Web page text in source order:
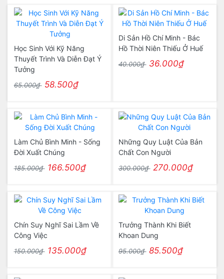
Học Sinh Với Kỹ Năng
Thuyết Trình Và Diễn Đạt Ý
Tưởng
65.000₫ 58.500₫
Di Sản Hồ Chí Minh - Bác
Hồ Thời Niên Thiếu Ở Huế
40.000₫ 36.000₫
Làm Chủ Bình Minh - Sống
Đời Xuất Chúng
185.000₫ 166.500₫
Những Quy Luật Của Bản
Chất Con Người
300.000₫ 270.000₫
Chín Suy Nghĩ Sai Lầm Về
Công Việc
150.000₫ 135.000₫
Trưởng Thành Khi Biết
Khoan Dung
95.000₫ 85.500₫